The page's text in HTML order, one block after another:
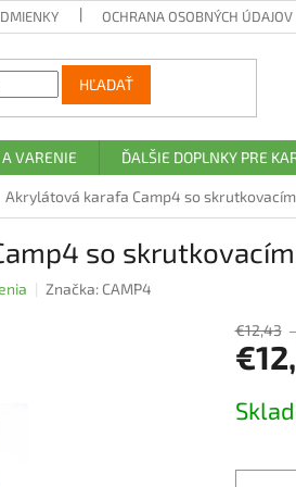
OCHRANA OSOBNÝCH ÚDAJOV
HĽADAŤ
VARENIE ĎALŠIE DOPLNKY PRE
Akrylátová karafa Camp4 so
so
Značka: CAMP4
€12,43
cena: